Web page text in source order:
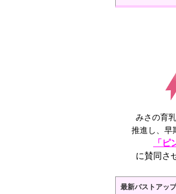
みさの育
推進し、早
「ピ
に賛同さ
最新バストアッ